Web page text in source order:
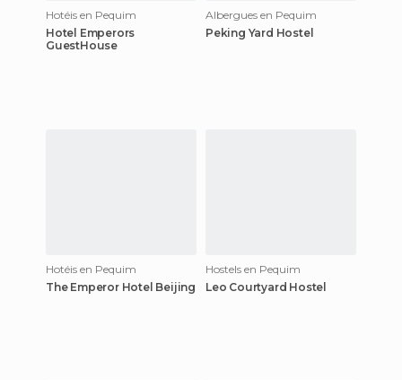
Hotéis en Pequim
Hotel Emperors
GuestHouse
Albergues en Pequim
Peking Yard Hostel
Hotéis en Pequim
The Emperor Hotel Beijing
Hostels en Pequim
Leo Courtyard Hostel